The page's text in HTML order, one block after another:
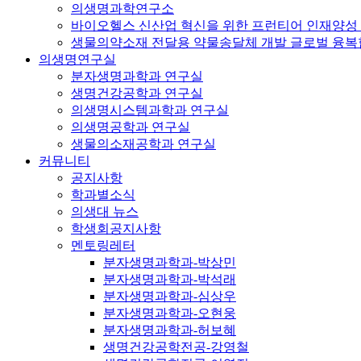
의생명과학연구소
바이오헬스 신산업 혁신을 위한 프런티어 인재양성
생물의약소재 전달용 약물송달체 개발 글로벌 융복
의생명연구실
분자생명과학과 연구실
생명건강공학과 연구실
의생명시스템과학과 연구실
의생명공학과 연구실
생물의소재공학과 연구실
커뮤니티
공지사항
학과별소식
의생대 뉴스
학생회공지사항
멘토링레터
분자생명과학과-박상민
분자생명과학과-박석래
분자생명과학과-심상우
분자생명과학과-오현웅
분자생명과학과-허보혜
생명건강공학전공-강영철